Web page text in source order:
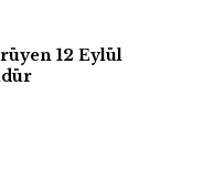
12 Eylül